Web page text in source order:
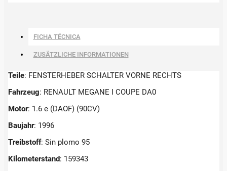
FICHA TÉCNICA
ZUSÄTZLICHE INFORMATIONEN
Teile: FENSTERHEBER SCHALTER VORNE RECHTS
Fahrzeug: RENAULT MEGANE I COUPE DA0
Motor: 1.6 e (DAOF) (90CV)
Baujahr: 1996
Treibstoff: Sin plomo 95
Kilometerstand: 159343